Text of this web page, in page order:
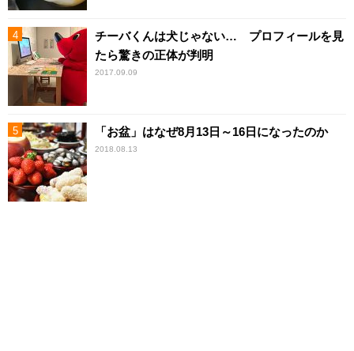
チーバくんは犬じゃない… プロフィールを見
たら驚きの正体が判明
2017.09.09
「お盆」はなぜ8月13日～16日になったのか
2018.08.13